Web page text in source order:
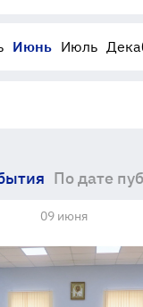
Июнь Июль
По дате
09 июня